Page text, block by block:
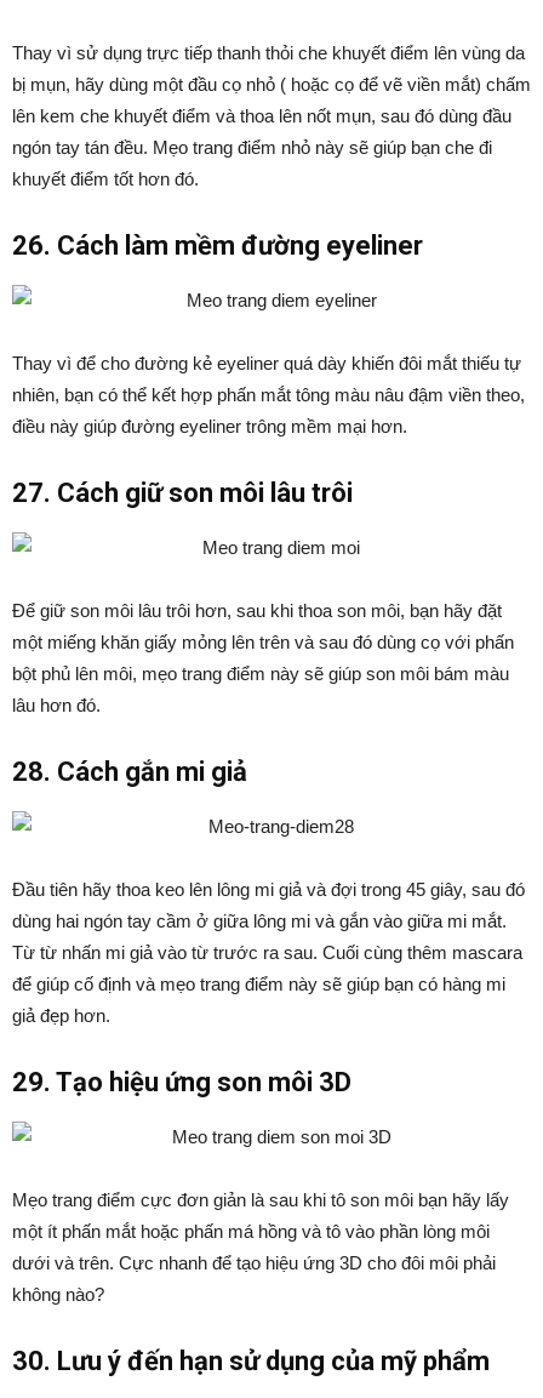
Thay vì sử dụng trực tiếp thanh thỏi che khuyết điểm lên vùng da
bị mụn, hãy dùng một đầu cọ nhỏ ( hoặc cọ để vẽ viền mắt) chấm
lên kem che khuyết điểm và thoa lên nốt mụn, sau đó dùng đầu
ngón tay tán đều. Mẹo trang điểm nhỏ này sẽ giúp bạn che đi
khuyết điểm tốt hơn đó.
26. Cách làm mềm đường eyeliner
Thay vì để cho đường kẻ eyeliner quá dày khiến đôi mắt thiếu tự
nhiên, bạn có thể kết hợp phấn mắt tông màu nâu đậm viền theo,
điều này giúp đường eyeliner trông mềm mại hơn.
27. Cách giữ son môi lâu trôi
Để giữ son môi lâu trôi hơn, sau khi thoa son môi, bạn hãy đặt
một miếng khăn giấy mỏng lên trên và sau đó dùng cọ với phấn
bột phủ lên môi, mẹo trang điểm này sẽ giúp son môi bám màu
lâu hơn đó.
28. Cách gắn mi giả
Đầu tiên hãy thoa keo lên lông mi giả và đợi trong 45 giây, sau đó
dùng hai ngón tay cầm ở giữa lông mi và gắn vào giữa mi mắt.
Từ từ nhấn mi giả vào từ trước ra sau. Cuối cùng thêm mascara
để giúp cố định và mẹo trang điểm này sẽ giúp bạn có hàng mi
giả đẹp hơn.
29. Tạo hiệu ứng son môi 3D
Mẹo trang điểm cực đơn giản là sau khi tô son môi bạn hãy lấy
một ít phấn mắt hoặc phấn má hồng và tô vào phần lòng môi
dưới và trên. Cực nhanh để tạo hiệu ứng 3D cho đôi môi phải
không nào?
30. Lưu ý đến hạn sử dụng của mỹ phẩm